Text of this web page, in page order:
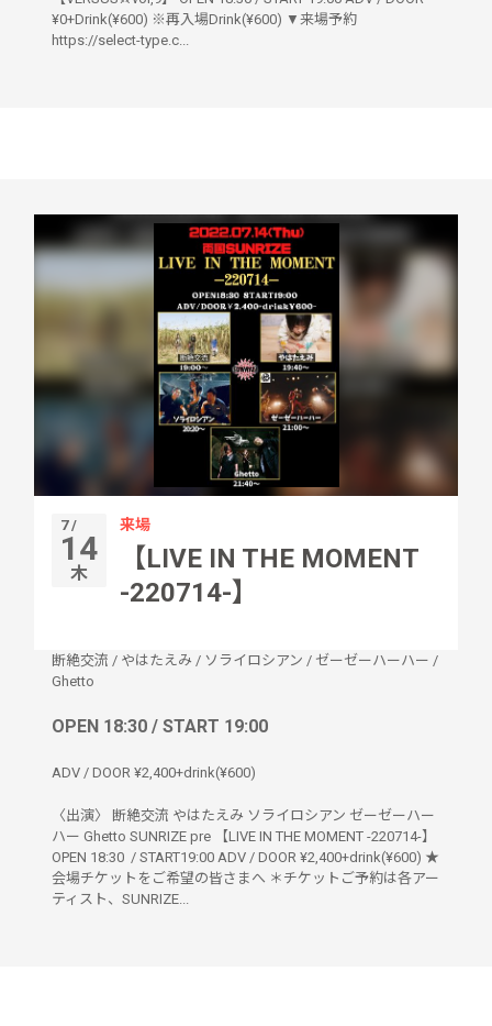
¥0+Drink(¥600) ※再入場Drink(¥600) ▼来場予約
https://select-type.c...
7 /
14
木
来場
【LIVE IN THE MOMENT
-220714-】
断絶交流 / やはたえみ / ソライロシアン / ゼーゼーハーハー /
Ghetto
OPEN 18:30 / START 19:00
ADV / DOOR ¥2,400+drink(¥600)
〈出演〉 断絶交流 やはたえみ ソライロシアン ゼーゼーハー
ハー Ghetto SUNRIZE pre 【LIVE IN THE MOMENT -220714-】
OPEN 18:30 / START19:00 ADV / DOOR ¥2,400+drink(¥600) ★
会場チケットをご希望の皆さまへ ＊チケットご予約は各アー
ティスト、SUNRIZE...